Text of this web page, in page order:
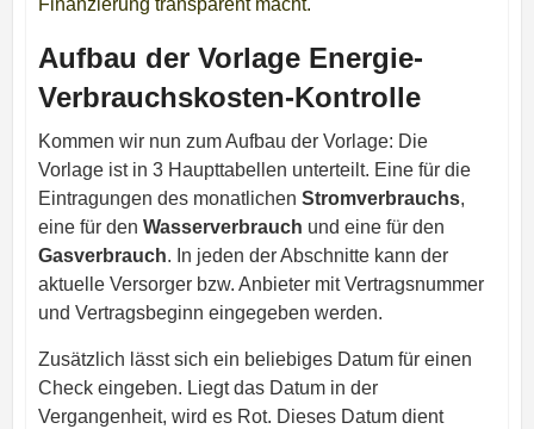
Finanzierung transparent macht.
Aufbau der Vorlage Energie-
Verbrauchskosten-Kontrolle
Kommen wir nun zum Aufbau der Vorlage: Die
Vorlage ist in 3 Haupttabellen unterteilt. Eine für die
Eintragungen des monatlichen Stromverbrauchs,
eine für den Wasserverbrauch und eine für den
Gasverbrauch. In jeden der Abschnitte kann der
aktuelle Versorger bzw. Anbieter mit Vertragsnummer
und Vertragsbeginn eingegeben werden.
Zusätzlich lässt sich ein beliebiges Datum für einen
Check eingeben. Liegt das Datum in der
Vergangenheit, wird es Rot. Dieses Datum dient